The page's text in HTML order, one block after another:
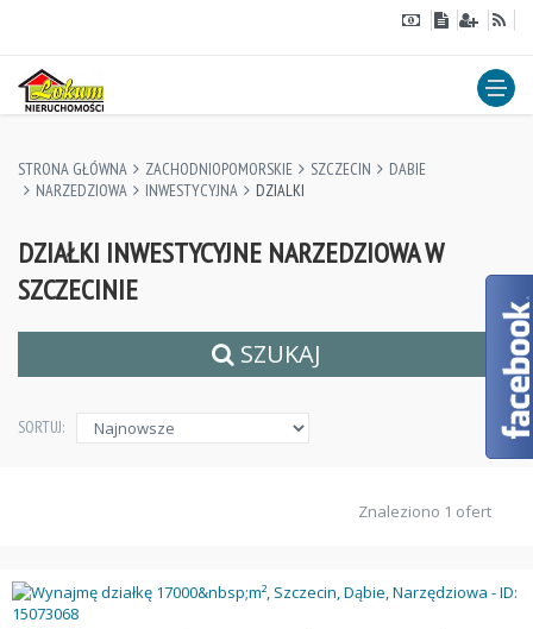
STRONA GŁÓWNA ZACHODNIOPOMORSKIE SZCZECIN
DABIE
NARZEDZIOWA
INWESTYCYJNA DZIALKI
DZIAŁKI INWESTYCYJNE NARZEDZIOWA W
SZCZECINIE
SZUKAJ
SORTUJ:
Znaleziono 1 ofert